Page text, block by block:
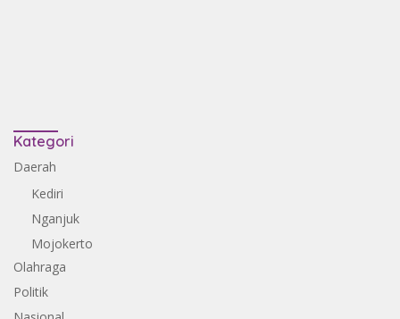
Kategori
Daerah
Kediri
Nganjuk
Mojokerto
Olahraga
Politik